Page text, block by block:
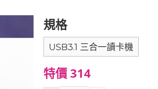
規格
USB3.1 三合一讀卡機
特價 314